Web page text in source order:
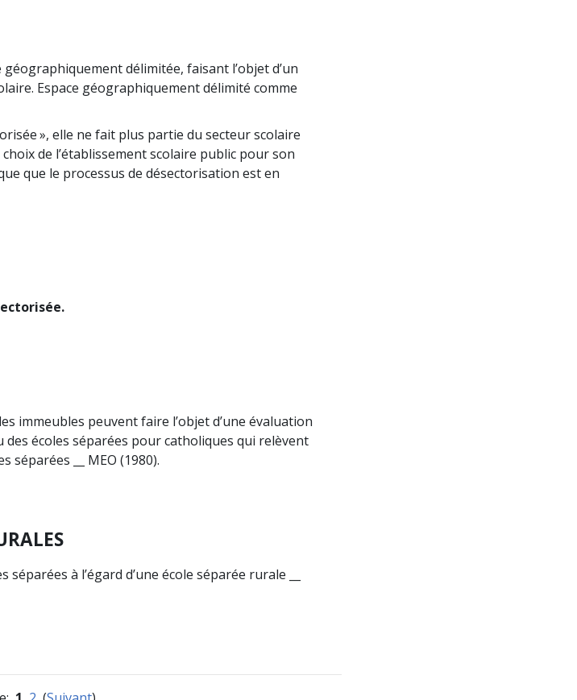
géographiquement délimitée, faisant l’objet d’un
Espace géographiquement délimité comme
», elle ne fait plus partie du secteur scolaire
de l’établissement scolaire public pour son
que le processus de désectorisation est en
immeubles peuvent faire l’objet d’une évaluation
des écoles séparées pour catholiques qui relèvent
séparées __ MEO (1980).
séparées à l’égard d’une école séparée rurale __